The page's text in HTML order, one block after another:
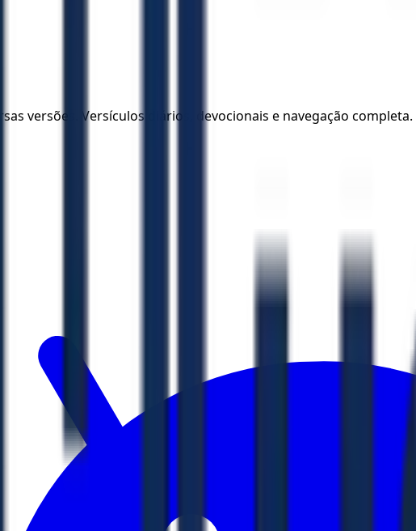
versões. Versículos diários, devocionais e navegação completa.